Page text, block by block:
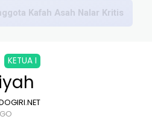
Anggota Hadapi Tantangan
KETUA I